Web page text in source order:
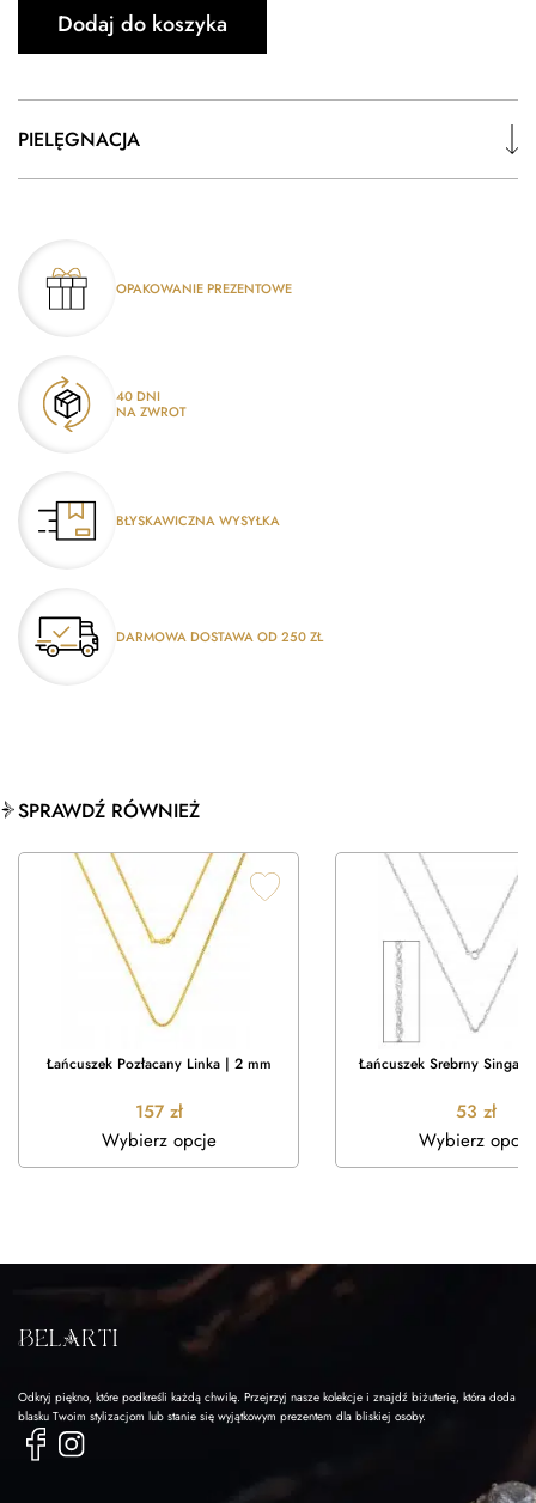
Dodaj do koszyka
PIELĘGNACJA
OPAKOWANIE PREZENTOWE
40 DNI
NA ZWROT
BŁYSKAWICZNA WYSYŁKA
DARMOWA DOSTAWA OD 250 ZŁ
SPRAWDŹ RÓWNIEŻ
Łańcuszek Pozłacany Linka | 2 mm
157 zł
Wybierz opcje
Łańcuszek Srebrny
53 zł
Wybierz opcje
Odkryj piękno, które podkreśli każdą chwilę. Przejrzyj nasze kolekcje i znajdź biżuterię, która doda
blasku Twoim stylizacjom lub stanie się wyjątkowym prezentem dla bliskiej osoby.